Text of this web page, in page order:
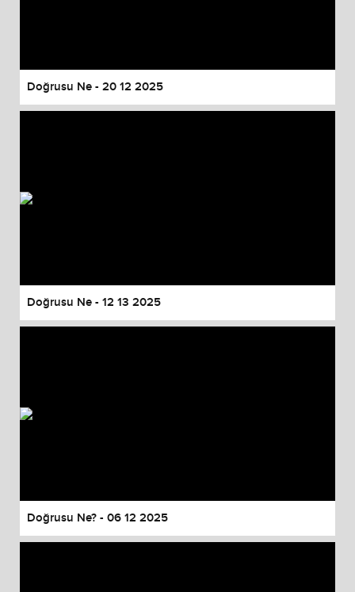
Doğrusu Ne - 20 12 2025
Doğrusu Ne - 12 13 2025
Doğrusu Ne? - 06 12 2025